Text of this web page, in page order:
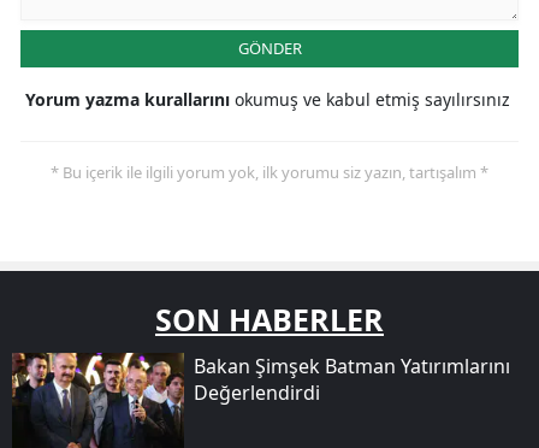
GÖNDER
Yorum yazma kurallarını okumuş ve kabul etmiş sayılırsınız
* Bu içerik ile ilgili yorum yok, ilk yorumu siz yazın, tartışalım *
SON HABERLER
Bakan Şimşek Batman Yatırımlarını
Değerlendirdi